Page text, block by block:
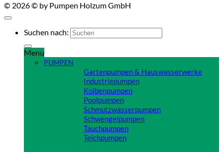
© 2026 © by Pumpen Holzum GmbH
Suchen nach:
Menu
PUMPEN
Gartenpumpen & Hauswasserwerke
Industriepumpen
Kolbenpumpen
Poolpumpen
Schmutzwasserpumpen
Schwengelpumpen
Tauchpumpen
Teichpumpen